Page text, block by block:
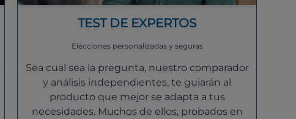
TEST DE EXPERTOS
Elecciones personalizadas y seguras
Sea cual sea la pregunta, nuestro comparador
y análisis independientes, te guiarán al
producto que mejor se adapta a tus
necesidades. Muchos de ellos, probados en